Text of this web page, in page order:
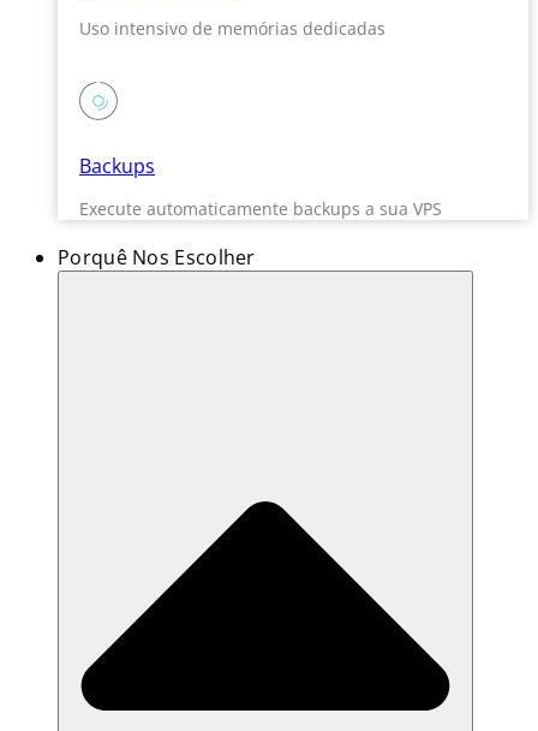
Uso intensivo de memórias dedicadas
Backups
Execute automaticamente backups a sua VPS
Porquê Nos Escolher